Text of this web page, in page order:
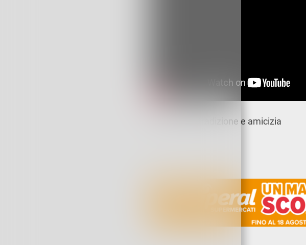
Aprica Folk, tradizione e amicizia